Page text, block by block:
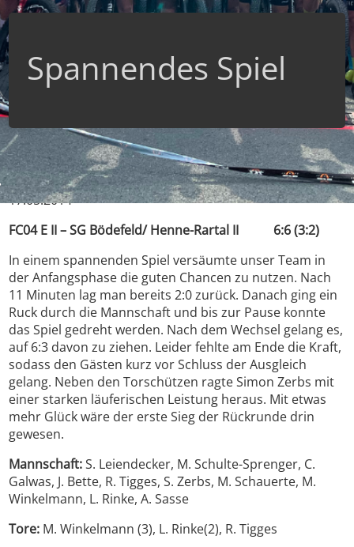
Spannendes Spiel
17.05.2014
FC04 E II – SG Bödefeld/ Henne-Rartal II 6:6 (3:2)
In einem spannenden Spiel versäumte unser Team in
der Anfangsphase die guten Chancen zu nutzen. Nach
11 Minuten lag man bereits 2:0 zurück. Danach ging ein
Ruck durch die Mannschaft und bis zur Pause konnte
das Spiel gedreht werden. Nach dem Wechsel gelang es,
auf 6:3 davon zu ziehen. Leider fehlte am Ende die Kraft,
sodass den Gästen kurz vor Schluss der Ausgleich
gelang. Neben den Torschützen ragte Simon Zerbs mit
einer starken läuferischen Leistung heraus. Mit etwas
mehr Glück wäre der erste Sieg der Rückrunde drin
gewesen.
Mannschaft:S. Leiendecker, M. Schulte-Sprenger, C.
Galwas, J. Bette, R. Tigges, S. Zerbs, M. Schauerte, M.
Winkelmann, L. Rinke, A. Sasse
Tore: M. Winkelmann (3), L. Rinke(2), R. Tigges